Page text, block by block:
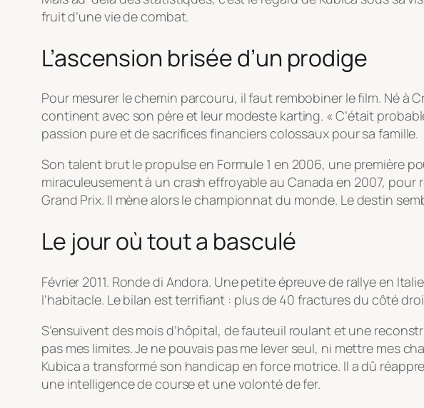
fruit d’une vie de combat.
L’ascension brisée d’un prodige
Pour mesurer le chemin parcouru, il faut rembobiner le film. Né à
continent avec son père et leur modeste karting. « C’était
passion pure et de sacrifices financiers colossaux pour sa famille.
Son talent brut le propulse en Formule 1 en 2006, une première
miraculeusement à un crash effroyable au Canada en 2007,
Grand Prix. Il mène alors le championnat du monde. Le destin
Le jour où tout a basculé
Février 2011. Ronde di Andora. Une petite épreuve de rallye en
l’habitacle. Le bilan est terrifiant : plus de 40 fractures du côté
S’ensuivent des mois d’hôpital, de fauteuil roulant et une
pas mes limites. Je ne pouvais pas me lever seul, ni mettre mes
Kubica a transformé son handicap en force motrice. Il a dû
une intelligence de course et une volonté de fer.